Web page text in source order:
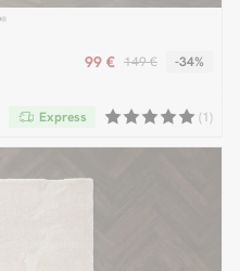
99 € 149 € -34%
(1)
Express